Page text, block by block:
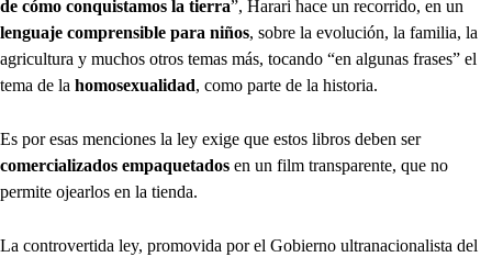
de cómo conquistamos la tierra”, Harari hace un recorrido, en un
lenguaje comprensible para niños, sobre la evolución, la familia, la
agricultura y muchos otros temas más, tocando “en algunas frases” el
tema de la homosexualidad, como parte de la historia.
Es por esas menciones la ley exige que estos libros deben ser
comercializados empaquetados en un film transparente, que no
permite ojearlos en la tienda.
La controvertida ley, promovida por el Gobierno ultranacionalista del